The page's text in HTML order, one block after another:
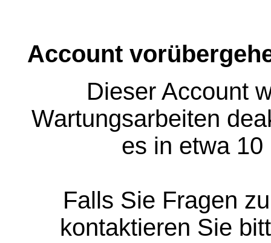
Account
Dieser Account
Wartungsarbeiten
es in etwa
Falls Sie Fragen
kontaktieren Sie